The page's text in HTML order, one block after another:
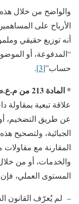
والواضح من خلال
الأرباح على
أنه توزيع حقيقي
“المدفوعة، أو
حساب”[3]
.
* المادة 213 من م.ع.ض:
علاقة تبعية بمقاولة
عن طريق التضخيم،
الجبائية، ولتصحيح
المقارنة مع مقاولات
والخدمات، أو من
المستوى العملي،
– لم يُعرّف القانون